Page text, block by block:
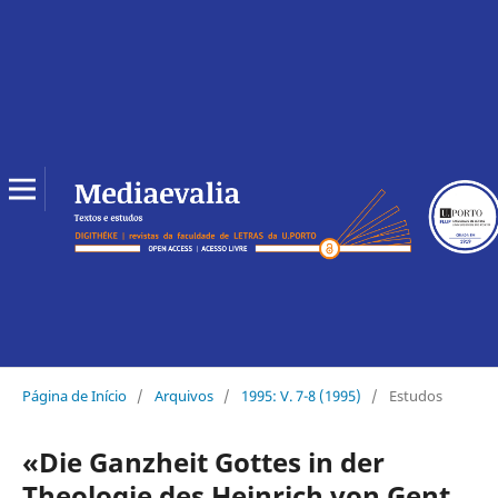
Página de Início / Arquivos / 1995: V. 7-8 (1995) / Estudos
«Die Ganzheit Gottes in der